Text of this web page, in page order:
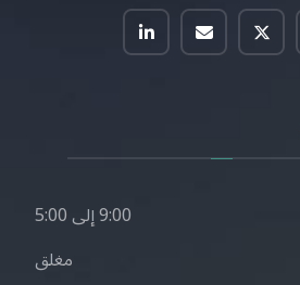
9:00 إلى 5:00
مغلق